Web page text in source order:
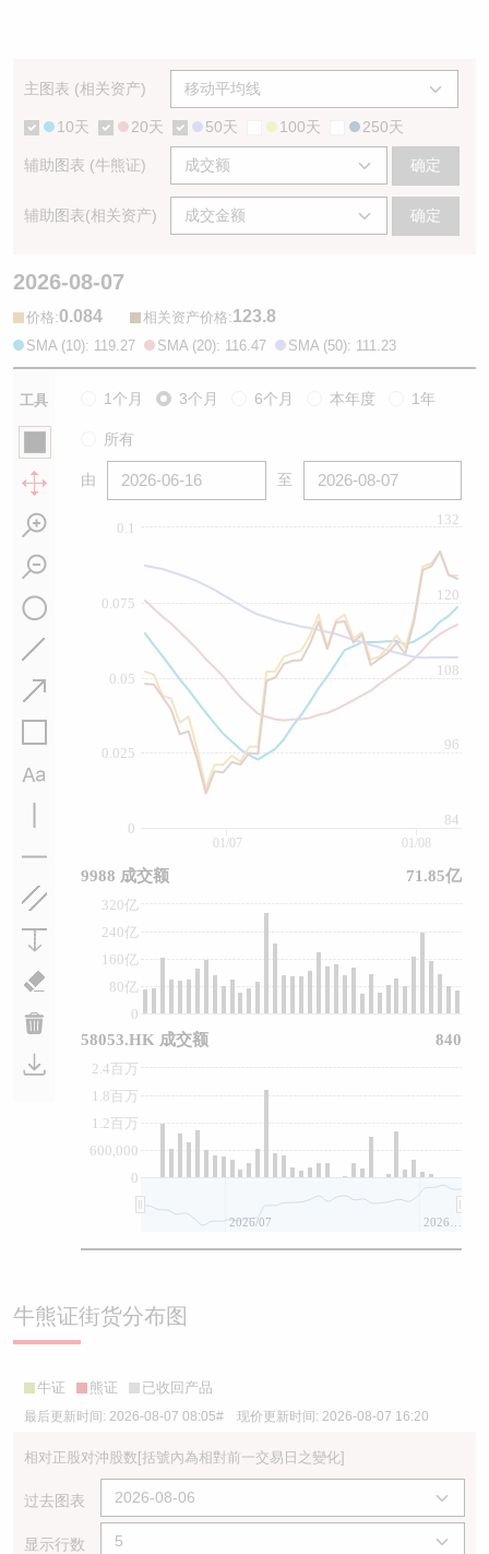
主图表 (相关资产)
10天 20天 50天 100天 250天
辅助图表 (牛熊证) 确定
辅助图表(相关资产) 确定
2026-08-07
价格:0.084 相关资产价格:123.8
SMA (10): 119.27 SMA (20): 116.47 SMA (50): 111.23
工具 1个月 3个月 6个月 本年度 1年
所有
由 至
0
0.025
0.05
0.075
0.1
84
96
108
120
132
0
80亿
160亿
240亿
320亿
0
600,000
1.2百万
1.8百万
2.4百万
01/07 01/08
2026/07
9988 成交额 71.85亿
58053.HK 成交额 840
牛熊证街货分布图
牛证 熊证 已收回产品
最后更新时间: 2026-08-07 08:05# 现价更新时间: 2026-08-07 16:20
相对正股对沖股数[括號內為相對前一交易日之變化]
过去图表
显示行数